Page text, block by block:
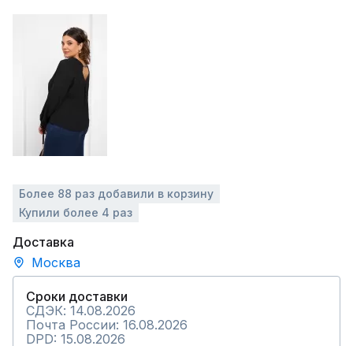
Более 88 раз добавили в корзину
Купили более 4 раз
Доставка
Москва
Сроки доставки
СДЭК: 14.08.2026
Почта России: 16.08.2026
DPD: 15.08.2026